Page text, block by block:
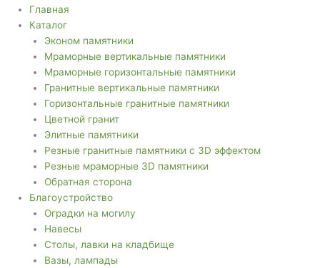
Главная
Каталог
Эконом памятники
Мраморные вертикальные памятники
Мраморные горизонтальные памятники
Гранитные вертикальные памятники
Горизонтальные гранитные памятники
Цветной гранит
Элитные памятники
Резные гранитные памятники с 3D эффектом
Резные мраморные 3D памятники
Обратная сторона
Благоустройство
Оградки на могилу
Навесы
Столы, лавки на кладбище
Вазы, лампады